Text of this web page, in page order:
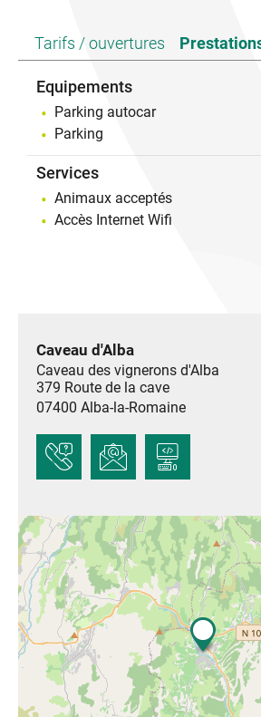
Tarifs / ouvertures
Equipements
Parking autocar
Parking
Services
Animaux acceptés
Accès Internet Wifi
Caveau d'Alba
Caveau des vignerons d'Alba
379 Route de la cave
07400 Alba-la-Romaine